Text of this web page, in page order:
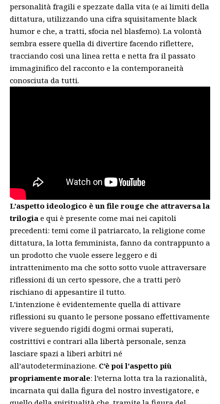
personalità fragili e spezzate dalla vita (e ai limiti della
dittatura, utilizzando una cifra squisitamente black
humor e che, a tratti, sfocia nel blasfemo). La volontà
sembra essere quella di divertire facendo riflettere,
tracciando così una linea retta e netta fra il passato
immaginifico del racconto e la contemporaneità
conosciuta da tutti.
L’aspetto ideologico è un file rouge che attraversa la
trilogia e qui è presente come mai nei capitoli
precedenti: temi come il patriarcato, la religione come
dittatura, la lotta femminista, fanno da contrappunto a
un prodotto che vuole essere leggero e di
intrattenimento ma che sotto sotto vuole attraversare
riflessioni di un certo spessore, che a tratti però
rischiano di appesantire il tutto.
L’intenzione è evidentemente quella di attivare
riflessioni su quanto le persone possano effettivamente
vivere seguendo rigidi dogmi ormai superati,
costrittivi e contrari alla libertà personale, senza
lasciare spazi a liberi arbitri né
all’autodeterminazione. C’è poi l’aspetto più
propriamente morale: l’eterna lotta tra la razionalità,
incarnata qui dalla figura del nostro investigatore, e